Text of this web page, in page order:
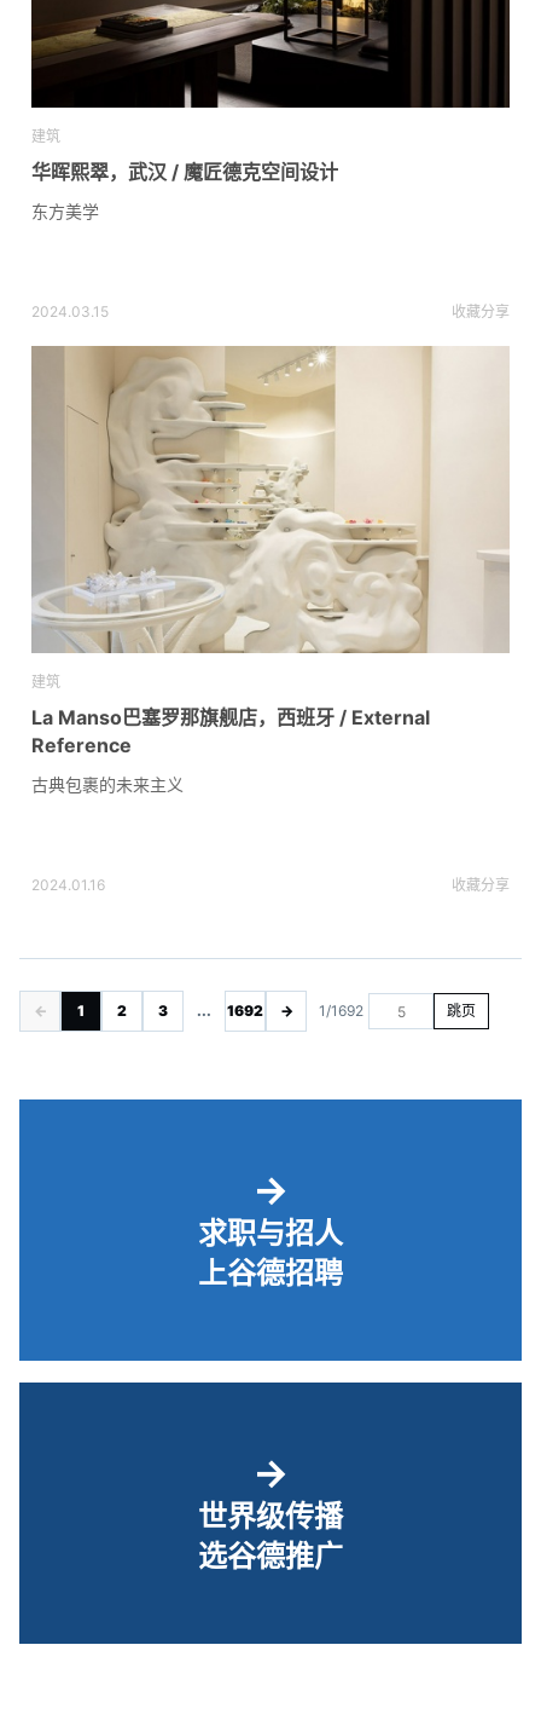
建筑
华晖熙翠，武汉 / 魔匠德克空间设计
东方美学
2024.03.15 收藏分享
建筑
La Manso巴塞罗那旗舰店，西班牙 / External
Reference
古典包裹的未来主义
2024.01.16 收藏分享
← 1 2 3 ... 1692 → 1/1692 跳页
→
求职与招人
上谷德招聘
→
世界级传播
选谷德推广